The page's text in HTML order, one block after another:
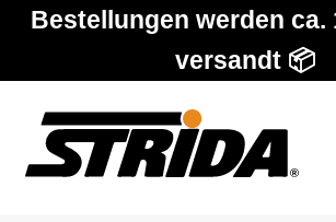
Bestellungen werden ca.
versandt 📦
Zur
Navigation
springen
Zum
Inhalt
springen